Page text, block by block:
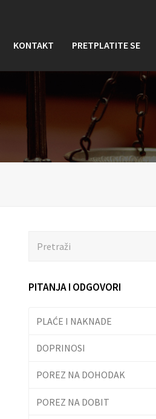
KONTAKT PRETPLATITE SE
PITANJA I ODGOVORI
PLAĆE I NAKNADE
DOPRINOSI
POREZ NA DOHODAK
POREZ NA DOBIT